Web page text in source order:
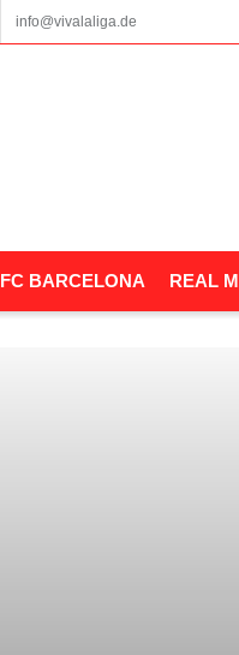
info@vivalaliga.de
FC BARCELONA REAL